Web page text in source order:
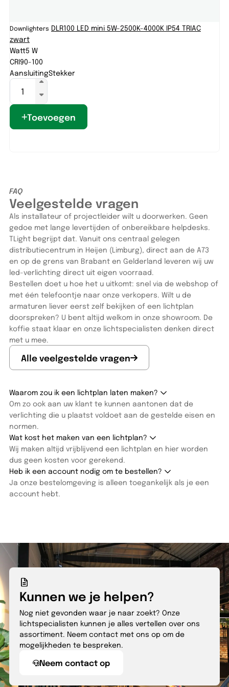
Downlighters DLR100 LED mini 5W-2500K-4000K IP54 TRIAC
zwart
Watt5 W
CRI90-100
AansluitingStekker
Toevoegen
FAQ
Veelgestelde vragen
Als installateur of projectleider wilt u doorwerken. Geen
gedoe met lange levertijden of onbereikbare helpdesks.
TLight begrijpt dat. Vanuit ons centraal gelegen
distributiecentrum in Heijen (Limburg), direct aan de A73
en op de grens van Brabant en Gelderland leveren wij uw
led-verlichting direct uit eigen voorraad.
Bestellen doet u hoe het u uitkomt: snel via de webshop of
met één telefoontje naar onze verkopers. Wilt u de
armaturen liever eerst zelf bekijken of een lichtplan
doorspreken? U bent altijd welkom in onze showroom. De
koffie staat klaar en onze lichtspecialisten denken direct
met u mee.
Alle veelgestelde vragen
Waarom zou ik een lichtplan laten maken?
Om zo ook aan uw klant te kunnen aantonen dat de
verlichting die u plaatst voldoet aan de gestelde eisen en
normen.
Wat kost het maken van een lichtplan?
Wij maken altijd vrijblijvend een lichtplan en hier worden
dus geen kosten voor gerekend.
Heb ik een account nodig om te bestellen?
Ja onze bestelomgeving is alleen toegankelijk als je een
account hebt.
Kunnen we je helpen?
Nog niet gevonden waar je naar zoekt? Onze
lichtspecialisten kunnen je alles vertellen over ons
assortiment. Neem contact met ons op om de
mogelijkheden te bespreken.
Neem contact op